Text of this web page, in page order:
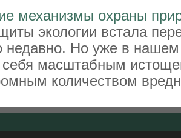
механизмы охраны
экологии встала
недавно. Но уже в
себя масштабным
количеством